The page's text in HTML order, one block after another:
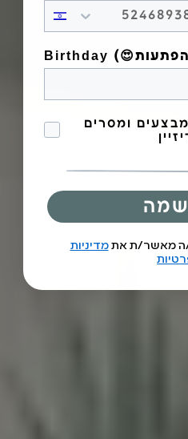
הסכמה לקבל מבצעים
ומסרים
ה מאשר/ת אתמדיניות